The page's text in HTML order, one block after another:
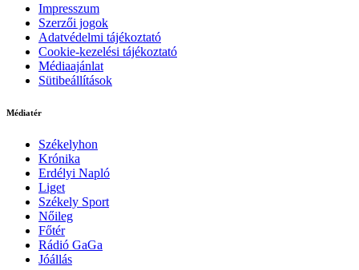
Impresszum
Szerzői jogok
Adatvédelmi tájékoztató
Cookie-kezelési tájékoztató
Médiaajánlat
Sütibeállítások
Médiatér
Székelyhon
Krónika
Erdélyi Napló
Liget
Székely Sport
Nőileg
Főtér
Rádió GaGa
Jóállás